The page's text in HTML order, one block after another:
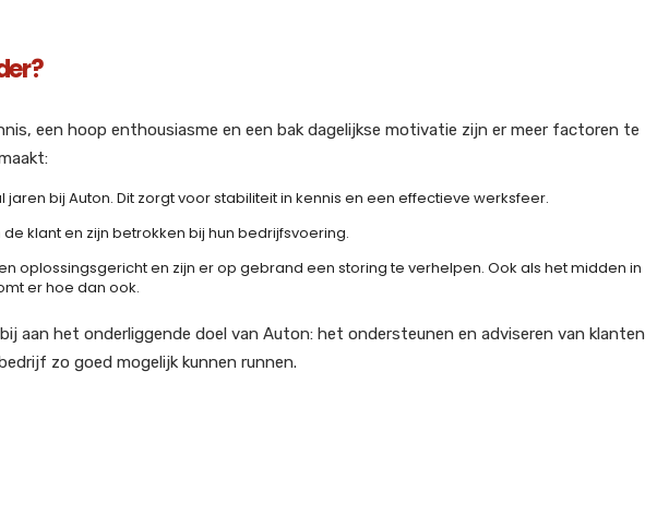
een hoop enthousiasme en een bak dagelijkse motivatie zijn er meer factoren te
bij Auton. Dit zorgt voor stabiliteit in kennis en een effectieve werksfeer.
klant en zijn betrokken bij hun bedrijfsvoering.
oplossingsgericht en zijn er op gebrand een storing te verhelpen. Ook als het midden in
er hoe dan ook.
aan het onderliggende doel van Auton: het ondersteunen en adviseren van klanten
zo goed mogelijk kunnen runnen.